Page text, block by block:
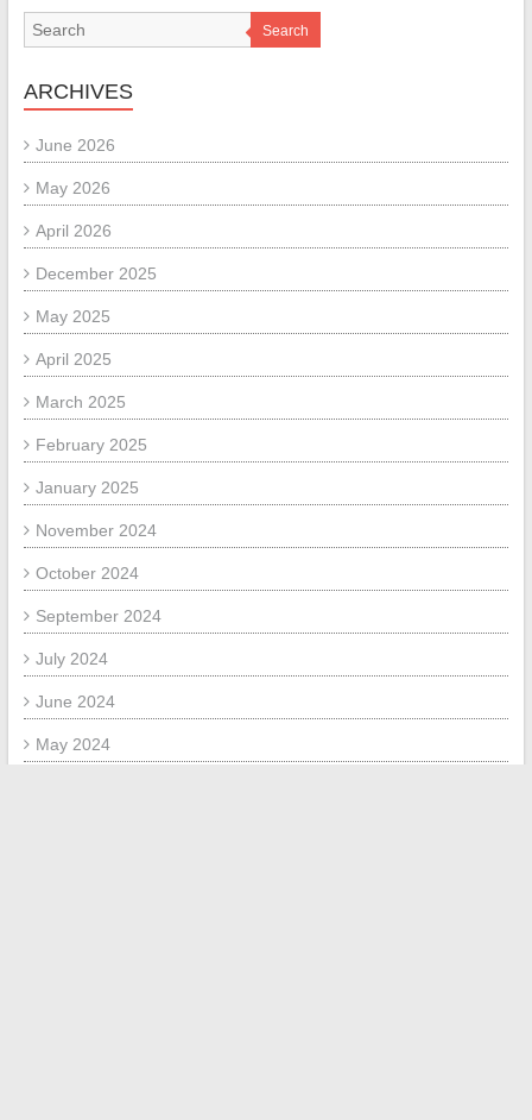
Search
ARCHIVES
June 2026
May 2026
April 2026
December 2025
May 2025
April 2025
March 2025
February 2025
January 2025
November 2024
October 2024
September 2024
July 2024
June 2024
May 2024